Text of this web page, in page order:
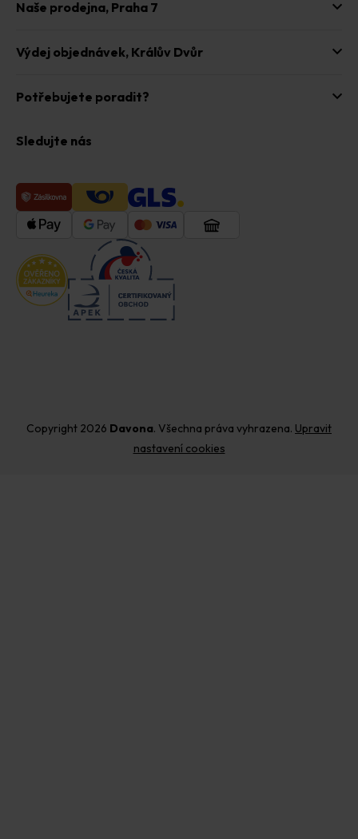
Naše prodejna, Praha 7
Výdej objednávek, Králův Dvůr
Potřebujete poradit?
Sledujte nás
Copyright 2026 Davona. Všechna práva vyhrazena. Upravit
nastavení cookies